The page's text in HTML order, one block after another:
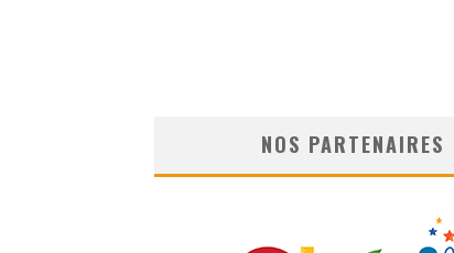
NOS PARTENAIRES